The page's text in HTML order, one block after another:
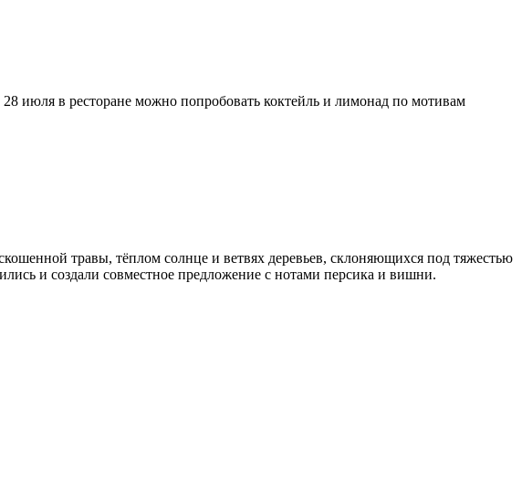
июля в ресторане можно попробовать коктейль и лимонад по мотивам
травы, тёплом солнце и ветвях деревьев, склоняющихся под тяжестью
и создали совместное предложение с нотами персика и вишни.